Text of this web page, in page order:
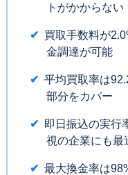
トがかからない
買取手数料が
金調達が可能
平均買取率は
部分をカバー
即日振込の実行
視の企業にも最
最大換金率は